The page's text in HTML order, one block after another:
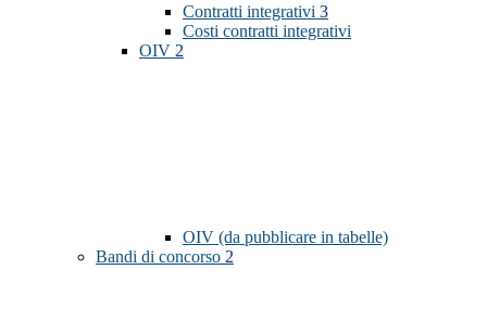
Contratti integrativi 3
Costi contratti integrativi
OIV 2
OIV (da pubblicare in tabelle)
Bandi di concorso 2